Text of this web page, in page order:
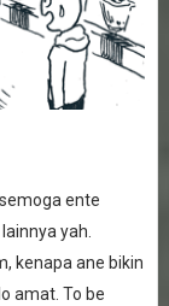
ente
yah.
kenapa ane bikin
amat. To be